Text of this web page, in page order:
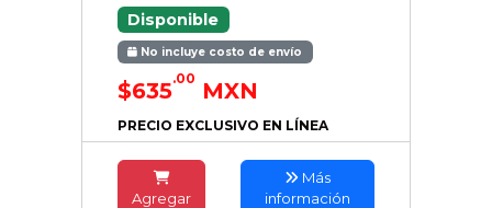
Disponible
No incluye costo de envío
$635.00 MXN
PRECIO EXCLUSIVO EN LÍNEA
Agregar
Más
información